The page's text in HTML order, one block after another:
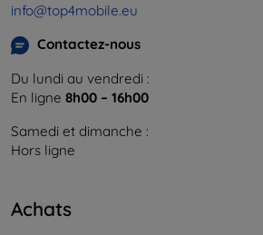
info@top4mobile.eu
Contactez-nous
Du lundi au vendredi :
En ligne 8h00 – 16h00
Samedi et dimanche :
Hors ligne
Achats